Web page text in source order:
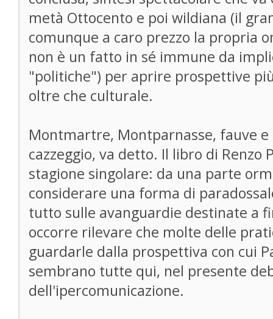
metà Ottocento e poi wildiana (il
comunque a caro prezzo la propria
non è un fatto in sé immune da
"politiche") per aprire prospettive
oltre che culturale.
Montmartre, Montparnasse, fauve
cazzeggio, va detto. Il libro di Renzo
stagione singolare: da una parte
considerare una forma di
tutto sulle avanguardie destinate a
occorre rilevare che molte delle
guardarle dalla prospettiva con cui
sembrano tutte qui, nel presente
dell'ipercomunicazione.